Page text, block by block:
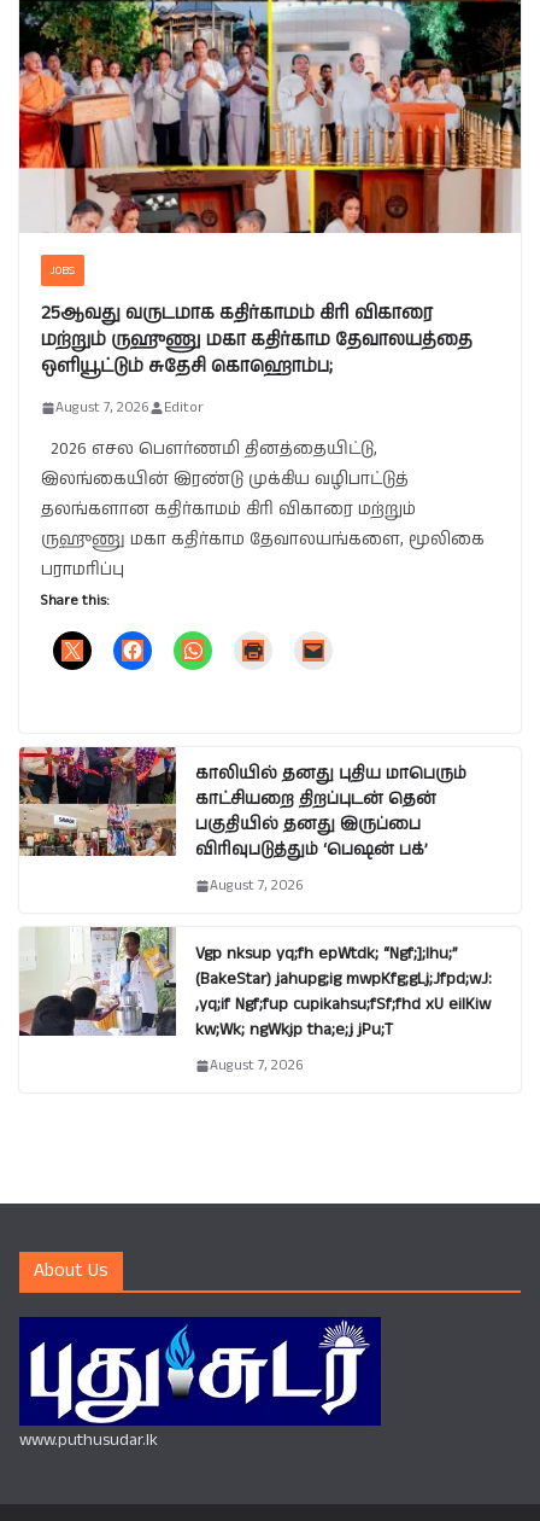
JOBS
25ஆவது வருடமாக கதிர்காமம் கிரி விகாரை
மற்றும் ருஹுணு மகா கதிர்காம தேவாலயத்தை
ஒளியூட்டும் சுதேசி கொஹொம்ப;
August 7, 2026 Editor
2026 எசல பௌர்ணமி தினத்தையிட்டு,
இலங்கையின் இரண்டு முக்கிய வழிபாட்டுத்
தலங்களான கதிர்காமம் கிரி விகாரை மற்றும்
ருஹுணு மகா கதிர்காம தேவாலயங்களை, மூலிகை
பராமரிப்பு
Share this:
காலியில் தனது புதிய மாபெரும்
காட்சியறை திறப்புடன் தென்
பகுதியில் தனது இருப்பை
விரிவுபடுத்தும் ‘பெஷன் பக்’
August 7, 2026
Vgp nksup yq;fh epWtdk; “Ngf;];lhu;”
(BakeStar) jahupg;ig mwpKfg;gLj;Jfpd;wJ:
,yq;if Ngf;fup cupikahsu;fSf;fhd xU eilKiw
kw;Wk; ngWkjp tha;e;j jPu;T
August 7, 2026
About Us
www.puthusudar.lk